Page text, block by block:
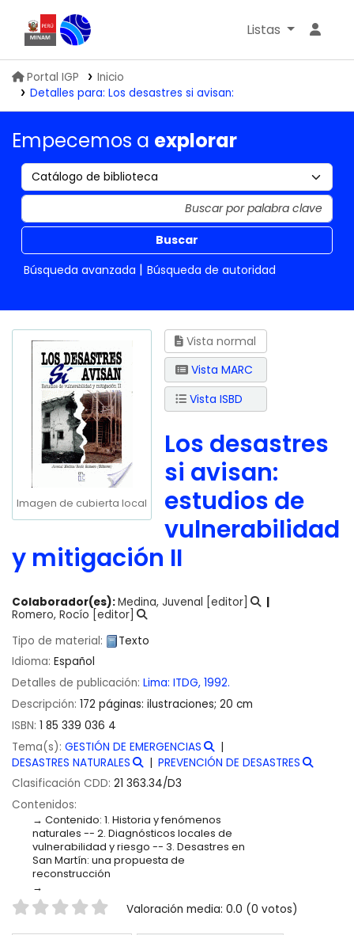
Biblioteca IGP
Listas
Portal IGP
Inicio
Detalles para: Los desastres si avisan:
Empecemos a explorar
Buscar
Búsqueda avanzada
Búsqueda de autoridad
Imagen de cubierta local
Vista normal
Vista MARC
Vista ISBD
Los desastres
si avisan:
estudios de
vulnerabilidad
y mitigación II
Colaborador(es):Medina, Juvenal [editor]
Romero, Rocío [editor]
Tipo de material:
Texto
Idioma: Español
Detalles de publicación: Lima: ITDG, 1992.
Descripción: 172 páginas: ilustraciones; 20 cm
ISBN: 1 85 339 036 4
Tema(s): GESTIÓN DE EMERGENCIAS
DESASTRES NATURALES
PREVENCIÓN DE DESASTRES
Clasificación CDD: 21 363.34/D3
Contenidos:
Contenido: 1. Historia y fenómenos
naturales -- 2. Diagnósticos locales de
vulnerabilidad y riesgo -- 3. Desastres en
San Martín: una propuesta de
reconstrucción
Valoración Valoración media: 0.0 (0 votos)